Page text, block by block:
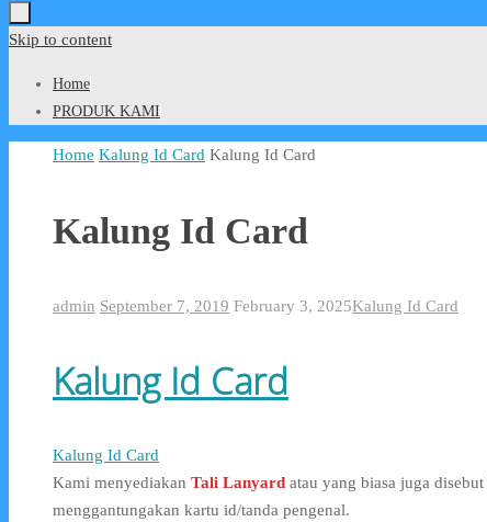
Skip to content
Home
PRODUK KAMI
Home Kalung Id Card Kalung Id Card
Kalung Id Card
admin September 7, 2019 February 3, 2025Kalung Id Card
Kalung Id Card
Kalung Id Card
Kami menyediakan Tali Lanyard atau yang biasa juga disebut
menggantungakan kartu id/tanda pengenal.